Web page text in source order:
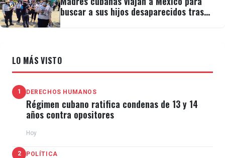
buscar a sus hijos desaparecidos tras
LO MÁS VISTO
1 DERECHOS HUMANOS
Régimen cubano ratifica condenas de 13 y 14
años contra opositores
Hoy
2 POLÍTICA